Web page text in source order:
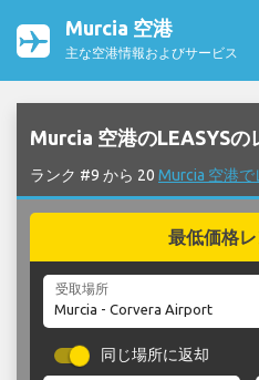
Murcia 空港
主な空港情報およびサービス
Murcia 空港のLEASYSの
ランク #9 から 20 Murcia 空港
最低価格
受取場所
同じ場所に返却